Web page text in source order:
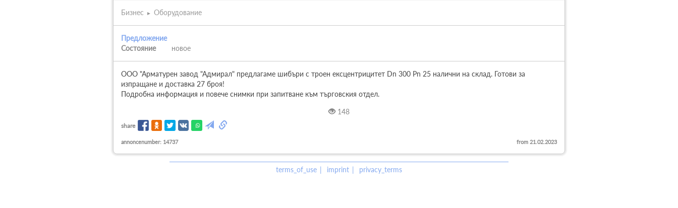
Бизнес Оборудование
Предложение
Состояние
новое
ООО "Арматурен завод "Адмирал" предлагаме шибъри с троен ексцентрицитет Dn 300 Pn 25 налични на склад. Готови за
изпращане и доставка 27 броя!
Подробна информация и повече снимки при запитване към търговския отдел.
148
share
annoncenumber: 14737 from 21.02.2023
terms_of_use imprint privacy_terms